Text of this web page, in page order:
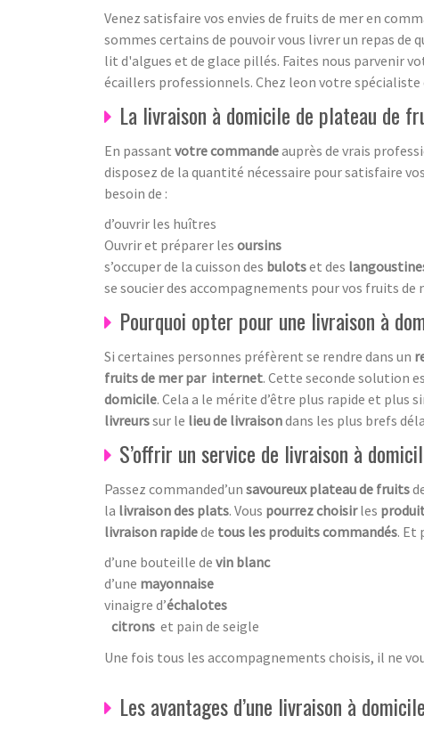
Venez satisfaire vos envies de fruits de mer en
sommes certains de pouvoir vous livrer un repas de
lit d'algues et de glace pillés. Faites nous parvenir
écaillers professionnels. Chez leon votre spécialiste
La livraison à domicile de plateau de
En passant votre commandeauprès de vrais
disposez de la quantité nécessaire pour satisfaire
besoin de :
d’ouvrir les huîtres
Ouvrir et préparer les oursins
s’occuper de la cuisson des bulotset des
se soucier des accompagnements pour vos fruits de
Pourquoi opter pour une livraison à
Si certaines personnes préfèrent se rendre dans un
fruits de mer par internet. Cette seconde solution
domicile. Cela a le mérite d’être plus rapide et plus
livreurssur le lieu de livraisondans les plus brefs
S’offrir un service de livraison à
Passez commanded’un savoureux plateau de fruits
la livraison des plats. Vous pourrez choisirles
livraison rapidede tous les produits commandés. Et
d’une bouteille de vin blanc
d’une mayonnaise
vinaigre d’échalotes
citrons et pain de seigle
Une fois tous les accompagnements choisis, il ne
Les avantages d’une livraison à